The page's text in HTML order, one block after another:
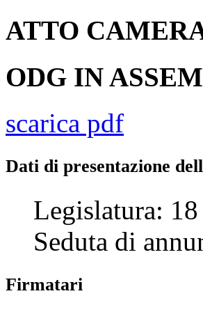
ATTO
ODG IN
scarica pdf
Dati di presentazione
Legislatura: 18
Seduta di
Firmatari